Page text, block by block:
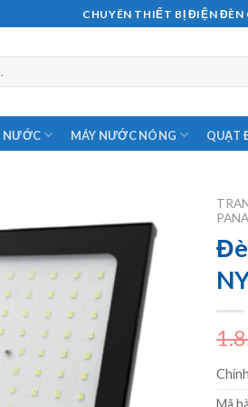
CHUYÊN THIẾT BỊ ĐIỆN ĐÈN
NƯỚC MÁY NƯỚC NÓNG QUẠT
Mã